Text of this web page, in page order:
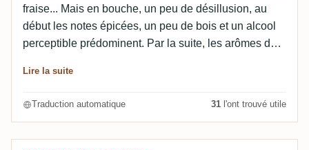
fraise... Mais en bouche, un peu de désillusion, au
début les notes épicées, un peu de bois et un alcool
perceptible prédominent. Par la suite, les arômes du
intenses. La finale combine les arômes fruités et
Lire la suite
Traduction automatique 31 l'ont trouvé utile